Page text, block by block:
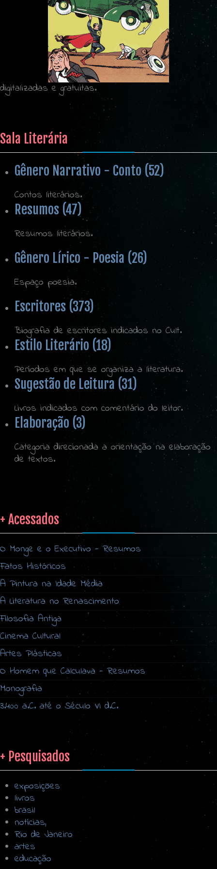
digitalizadas e gratuitas.
Sala Literária
Gênero Narrativo - Conto (52)
Contos literários.
Resumos (47)
Resumos literários.
Gênero Lírico - Poesia (26)
Espaço poesia.
Escritores (373)
Biografia de escritores indicados no Cult.
Estilo Literário (18)
Períodos em que se organiza a literatura.
Sugestão de Leitura (31)
Livros indicados com comentário do leitor.
Elaboração (3)
Categoria direcionada a orientação na elaboração
de textos.
+ Acessados
O Monge e o Executivo - Resumos
Fatos Históricos
A Pintura na Idade Média
A Literatura no Renascimento
Filosofia Antiga
Cinema Cultural
Artes Plásticas
O Homem que Calculava - Resumos
Monografia
3.400 a.C. até o Século VI d.C.
+ Pesquisados
exposições
livros
brasil
notícias,
Rio de Janeiro
artes
educação